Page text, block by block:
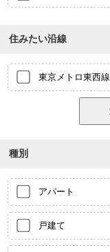
住みたい沿線
東京メトロ東西線
種別
アパート
戸建て